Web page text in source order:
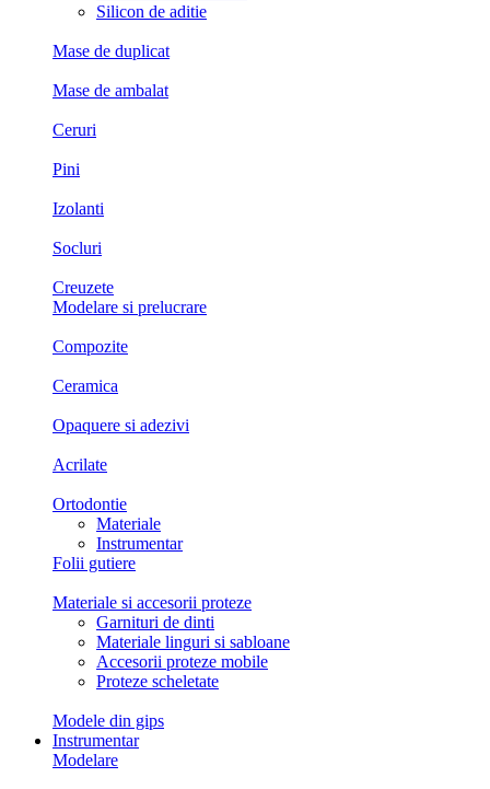
Silicon de aditie
Mase de duplicat
Mase de ambalat
Ceruri
Pini
Izolanti
Socluri
Creuzete
Modelare si prelucrare
Compozite
Ceramica
Opaquere si adezivi
Acrilate
Ortodontie
Materiale
Instrumentar
Folii gutiere
Materiale si accesorii proteze
Garnituri de dinti
Materiale linguri si sabloane
Accesorii proteze mobile
Proteze scheletate
Modele din gips
Instrumentar
Modelare